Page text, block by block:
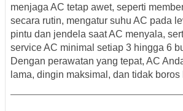
menjaga AC tetap awet, seperti
secara rutin, mengatur suhu AC pada
pintu dan jendela saat AC menyala,
service AC minimal setiap 3 hingga 6
Dengan perawatan yang tepat, AC
lama, dingin maksimal, dan tidak boros